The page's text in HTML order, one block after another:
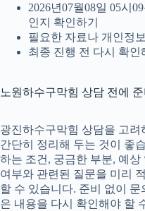
2026년07월08일 05시
인지 확인하기
필요한 자료나 개인정
최종 진행 전 다시 확인
노원하수구막힘 상담 전에
광진하수구막힘 상담을 고
간단히 정리해 두는 것이 좋
하는 조건, 궁금한 부분, 예
여부와 관련된 질문을 미리
할 수 있습니다. 준비 없이
은 내용을 다시 확인해야 할